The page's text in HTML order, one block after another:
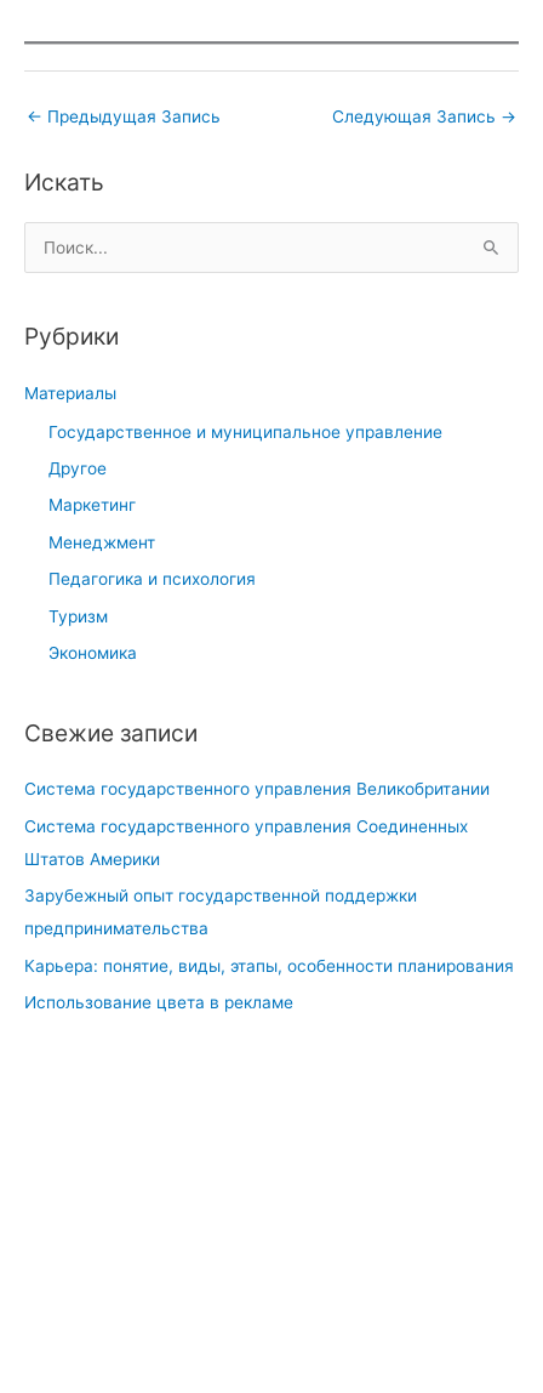
← Предыдущая Запись Следующая Запись →
Искать
о
с
:
Рубрики
Материалы
Государственное и муниципальное управление
Другое
Маркетинг
Менеджмент
Педагогика и психология
Туризм
Экономика
Свежие записи
Система государственного управления Великобритании
Система государственного управления Соединенных
Штатов Америки
Зарубежный опыт государственной поддержки
предпринимательства
Карьера: понятие, виды, этапы, особенности планирования
Использование цвета в рекламе